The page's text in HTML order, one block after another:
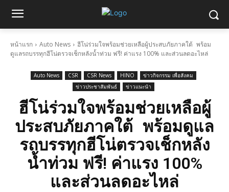
หน้าแรก Auto News
ฮีโน่ร่วมใจพร้อมช่วยเหลือผู้ประสบภัยภาคใต้ พร้อม
ดูแลรถบรรทุกฮีโน่ตรวจเช็กหลังน้ำท่วม ฟรี! ค่าแรง 100% และส่วนลดอะไหล่
Auto News CSR CSR News HINO
ข่าวกิจกรรม เพื่อสังคม
ข่าวประชาสัมพันธ์
ข่าวแนะนำ
ฮีโน่ร่วมใจพร้อมช่วยเหลือผู้
ประสบภัยภาคใต้ พร้อมดูแล
รถบรรทุกฮีโน่ตรวจเช็กหลัง
น้ำท่วม ฟรี! ค่าแรง 100%
และส่วนลดอะไหล่